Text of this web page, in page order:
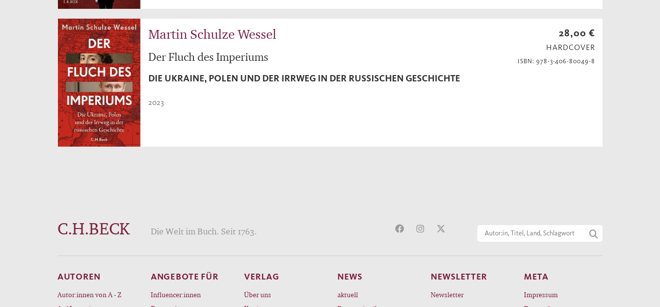
Martin Schulze Wessel
Der Fluch des Imperiums
DIE UKRAINE, POLEN UND DER IRRWEG IN DER RUSSISCHEN GESCHICHTE
2023
28,00 €
HARDCOVER
ISBN: 978-3-406-80049-8
C.H.BECK Die Welt im Buch. Seit 1763.
AUTOREN
Autor:innen von A - Z
ANGEBOTE FÜR
Influencer:innen
VERLAG
Über uns
NEWS
aktuell
NEWSLETTER
Newsletter
META
Impressum